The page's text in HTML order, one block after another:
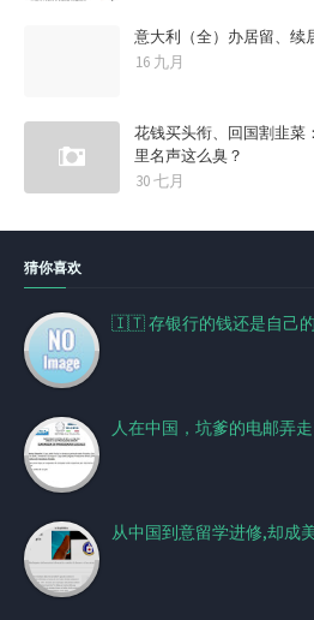
意大利（全）办居留、续
16 九月
花钱买头衔、回国割韭菜
里名声这么臭？
30 七月
猜你喜欢
🇮🇹 存银行的钱还是自己的
人在中国，坑爹的电邮弄
从中国到意留学进修,却成